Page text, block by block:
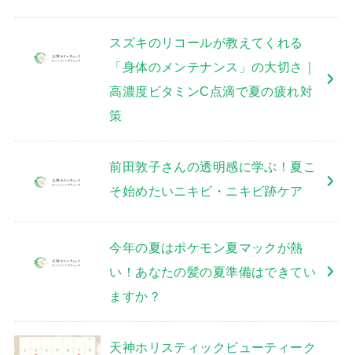
スズキのリコールが教えてくれる
「身体のメンテナンス」の大切さ｜
高濃度ビタミンC点滴で夏の疲れ対
策
前田敦子さんの透明感に学ぶ！夏こ
そ始めたいニキビ・ニキビ跡ケア
今年の夏はポケモン夏マックが熱
い！あなたの髪の夏準備はできてい
ますか？
天神ホリスティックビューティーク